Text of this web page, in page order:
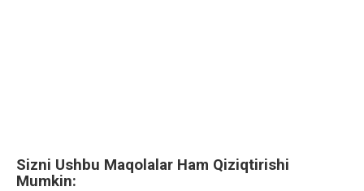
Sizni Ushbu Maqolalar Ham Qiziqtirishi
Mumkin: